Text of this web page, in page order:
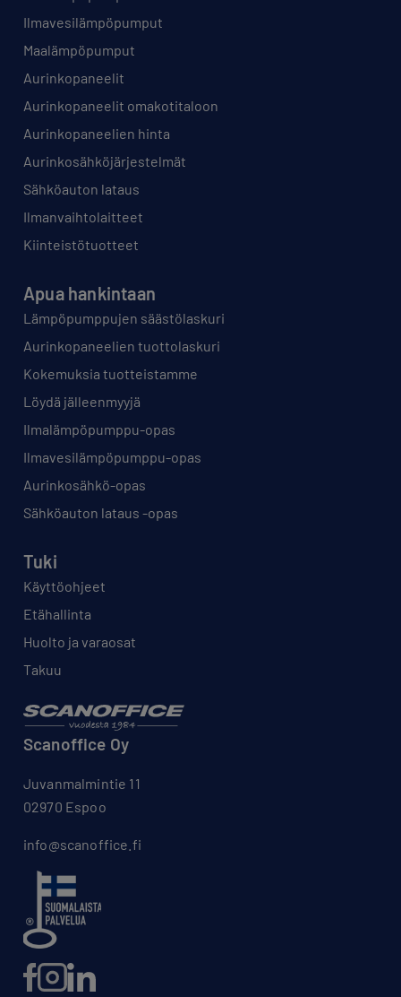
Ilmavesilämpöpumput
Maalämpöpumput
Aurinkopaneelit
Aurinkopaneelit omakotitaloon
Aurinkopaneelien hinta
Aurinkosähköjärjestelmät
Sähköauton lataus
Ilmanvaihtolaitteet
Kiinteistötuotteet
Apua hankintaan
Lämpöpumppujen säästölaskuri
Aurinkopaneelien tuottolaskuri
Kokemuksia tuotteistamme
Löydä jälleenmyyjä
Ilmalämpöpumppu-opas
Ilmavesilämpöpumppu-opas
Aurinkosähkö-opas
Sähköauton lataus -opas
Tuki
Käyttöohjeet
Etähallinta
Huolto ja varaosat
Takuu
Scanoffice Oy
Juvanmalmintie 11
02970 Espoo
info@scanoffice.fi